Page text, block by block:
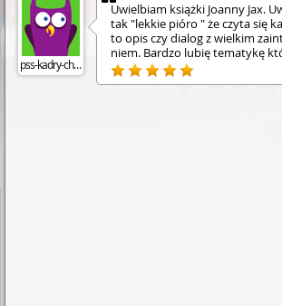
pss-kadry-chrzanow
Uwielbiam książki Joanny Jax.
tak "lekkie pióro " że czyta się
to opis czy dialog z wielkim
niem­. Bardzo lubię tematykę
swoich książkach. Jest
słowa pisanego".